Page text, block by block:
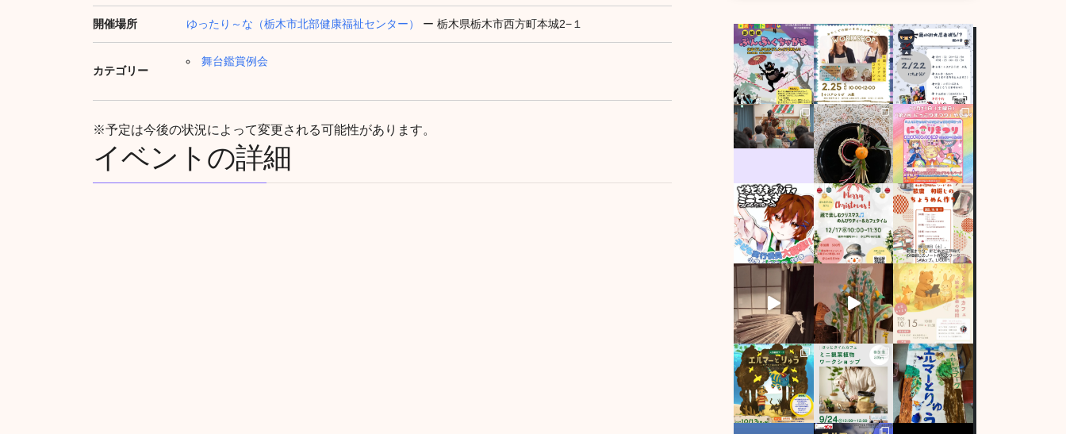
開催場所 ゆったり～な（栃木市北部健康福祉センター） ー 栃木県栃木市西方町本城2−１
カテゴリー
舞台鑑賞例会
※予定は今後の状況によって変更される可能性があります。
イベントの詳細
30 31 1 2 3 4 5